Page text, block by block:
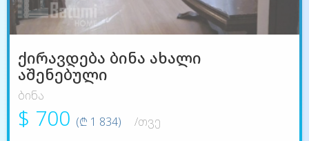
ქირავდება ბინა ახალი
აშენებული
ბინა
$ 700 (₾ 1 834)
/თვე